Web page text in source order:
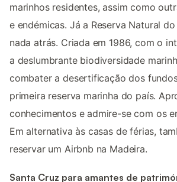
marinhos residentes, assim como
e endémicas. Já a Reserva Natural
nada atrás. Criada em 1986, com o
a deslumbrante biodiversidade
combater a desertificação dos
primeira reserva marinha do país.
conhecimentos e admire-se com os
Em alternativa às casas de férias,
reservar um Airbnb na Madeira.
Santa Cruz para amantes de